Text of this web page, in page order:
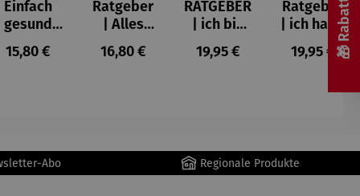
von 5 von 5 Sternen
Einfach
gesund
bleiben -
Teil 1 -
Regulärer Preis:
15,80 €
Ratgeber
| Alles
geregelt!
Vorsorge
Regulärer Preis:
16,80 €
RATGEBER
| ich bin
Todesmut
ig –
chtigist
Regulärer Preis:
19,95 €
Ratgeber
| ich habe
vorgesorg
t –
ohne
chtigist
Regulärer
19,95 €
Abo Regionale Produkte